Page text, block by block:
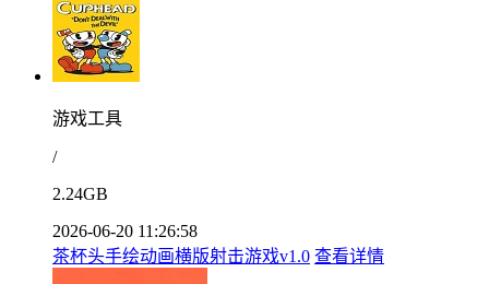
游戏工具
/
2.24GB
2026-06-20 11:26:58
茶杯头手绘动画横版射击游戏v1.0 查看详情